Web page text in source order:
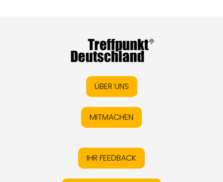
ÜBER UNS
MITMACHEN
IHR FEEDBACK